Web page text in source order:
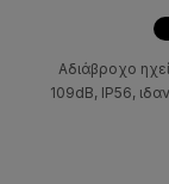
Αδιάβροχο
109dB, IP56,